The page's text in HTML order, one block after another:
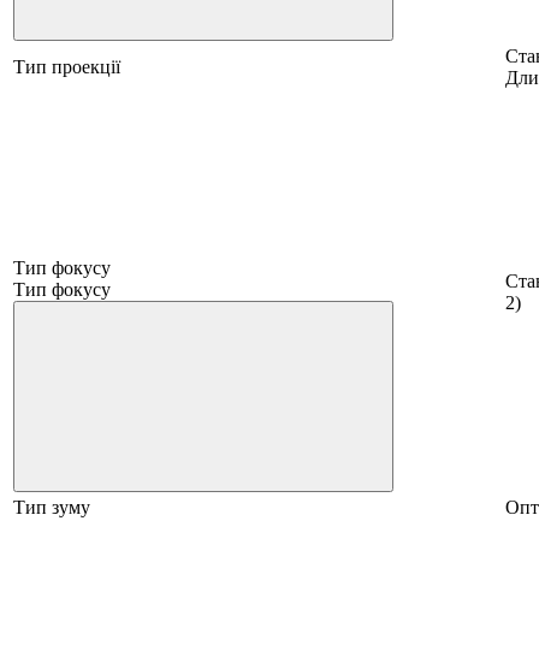
Тип проекції
Тип фокусу
Тип фокусу
2)
Тип зуму